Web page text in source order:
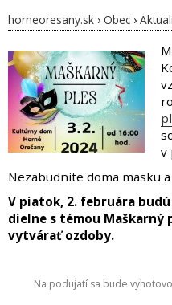
horneoresany.sk › Obec ›
v
Nezabudnite doma masku
V piatok, 2. februára
dielne s témou Maškarný
vytvárať ozdoby.
Na podujatí sa bude